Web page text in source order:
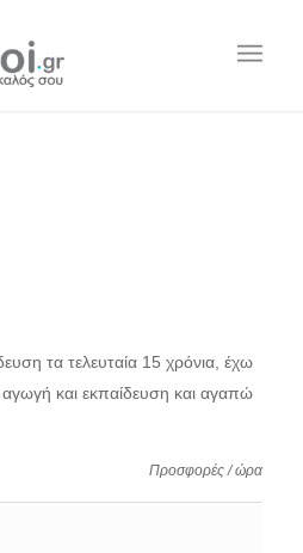
τα τελευταία 15 χρόνια, έχω
αγωγή και εκπαίδευση και αγαπώ
Προσφορές / ώρα